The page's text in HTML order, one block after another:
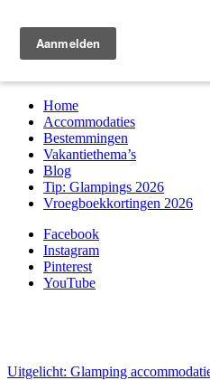
Home
Accommodaties
Bestemmingen
Vakantiethema’s
Blog
Tip: Glampings 2026
Vroegboekkortingen 2026
Facebook
Instagram
Pinterest
YouTube
Uitgelicht: Glamping